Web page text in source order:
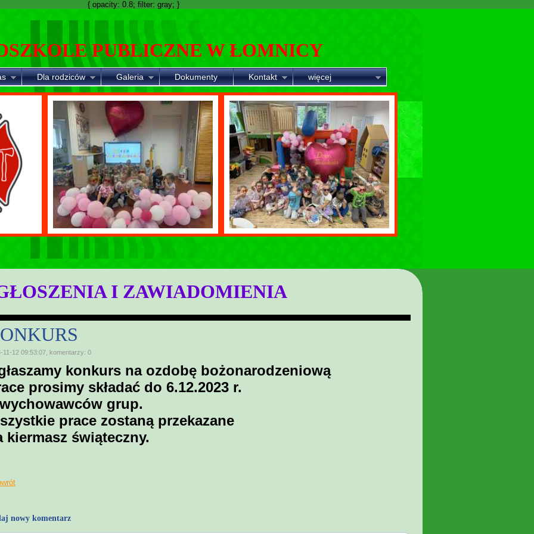
{ opacity: 0.8; filter: gray; }
PUBLICZNE W ŁOMNICY
Dla rodziców Galeria Dokumenty Kontakt więcej
I ZAWIADOMIENIA
11-12 09:53:07, komentarzy: 0
konkurs na ozdobę bożonarodzeniową
prosimy składać do 6.12.2023 r.
grup.
prace zostaną przekazane
kiermasz świąteczny.
nowy komentarz